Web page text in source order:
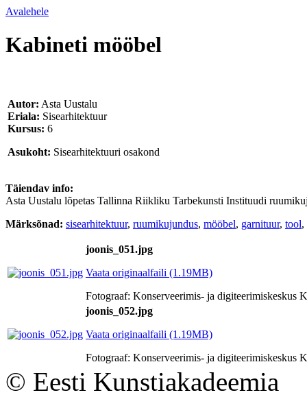
Avalehele
Kabineti mööbel
Autor: Asta Uustalu
Eriala: Sisearhitektuur
Kursus: 6
Asukoht: Sisearhitektuuri osakond
Täiendav info:
Asta Uustalu lõpetas Tallinna Riikliku Tarbekunsti Instituudi
Märksõnad: sisearhitektuur, ruumikujundus, mööbel, garnituur, tool,
joonis_051.jpg
Vaata originaalfaili (1.19MB)
Fotograaf: Konserveerimis- ja digiteerimiskeskus
joonis_052.jpg
Vaata originaalfaili (1.19MB)
Fotograaf: Konserveerimis- ja digiteerimiskeskus
© Eesti Kunstiakadeemia